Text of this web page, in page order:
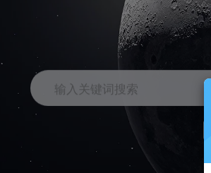
输入关键词搜索